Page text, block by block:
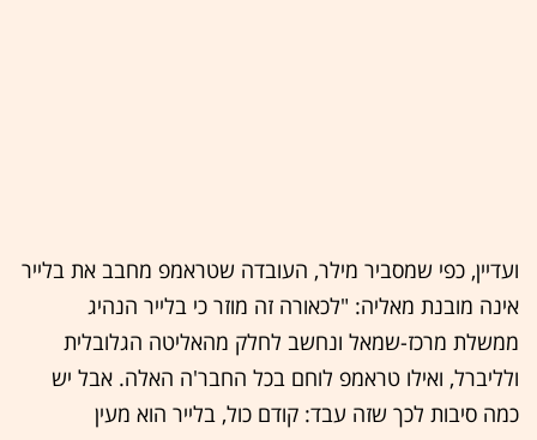
ועדיין, כפי שמסביר מילר, העובדה שטראמפ מחבב את בלייר
אינה מובנת מאליה: "לכאורה זה מוזר כי בלייר הנהיג
ממשלת מרכז-שמאל ונחשב לחלק מהאליטה הגלובלית
ולליברל, ואילו טראמפ לוחם בכל החבר'ה האלה. אבל יש
כמה סיבות לכך שזה עבד: קודם כול, בלייר הוא מעין